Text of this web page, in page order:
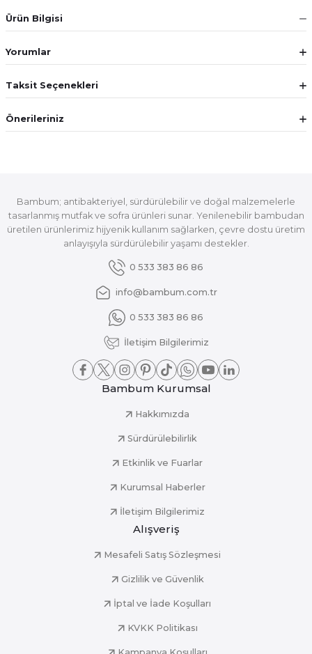
Ürün Bilgisi
Yorumlar
Taksit Seçenekleri
Önerileriniz
Bambum; antibakteriyel, sürdürülebilir ve doğal malzemelerle
tasarlanmış mutfak ve sofra ürünleri sunar. Yenilenebilir bambudan
üretilen ürünlerimiz hijyenik kullanım sağlarken, çevre dostu üretim
anlayışıyla sürdürülebilir yaşamı destekler.
0 533 383 86 86
info@bambum.com.tr
0 533 383 86 86
İletişim Bilgilerimiz
Bambum Kurumsal
Hakkımızda
Sürdürülebilirlik
Etkinlik ve Fuarlar
Kurumsal Haberler
İletişim Bilgilerimiz
Alışveriş
Mesafeli Satış Sözleşmesi
Gizlilik ve Güvenlik
İptal ve İade Koşulları
KVKK Politikası